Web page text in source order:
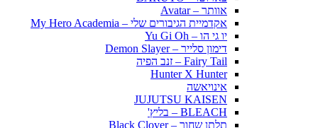
אוותר – Avatar
אקדמיית הגיבורים שלי – My Hero Academia
יו גי הו – Yu Gi Oh
דימון סלייר – Demon Slayer
Fairy Tail – זנב הפיה
Hunter X Hunter
אינויאשה
JUJUTSU KAISEN
BLEACH – בליץ'
תלתן שחור – Black Clover